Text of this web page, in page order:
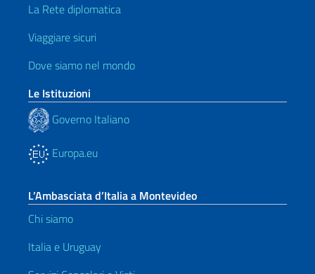
La Rete diplomatica
Viaggiare sicuri
Dove siamo nel mondo
Le Istituzioni
Governo Italiano
Europa.eu
L’Ambasciata d’Italia a Montevideo
Chi siamo
Italia e Uruguay